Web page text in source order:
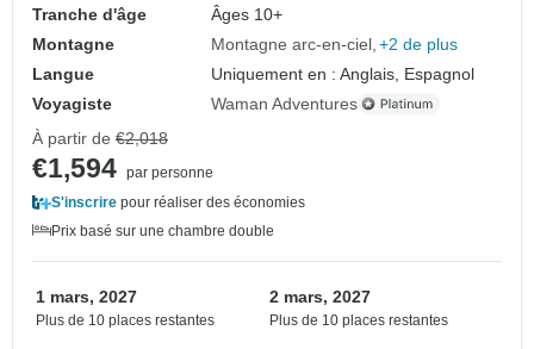
Tranche d'âge
Âges 10+
Montagne
Montagne arc-en-ciel +2 de plus
Langue
Uniquement en : Anglais, Espagnol
Voyagiste
Waman Adventures
À partir de €2,018
€1,594 par personne
S'inscrire pour réaliser des économies
Prix basé sur une chambre double
1 mars, 2027
Plus de 10 places restantes
2 mars, 2027
Plus de 10 places restantes